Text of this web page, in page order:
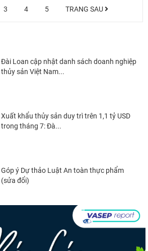
3 4 5 TRANG SAU
Đài Loan cập nhật danh sách doanh nghiệp
thủy sản Việt Nam...
Xuất khẩu thủy sản duy trì trên 1,1 tỷ USD
trong tháng 7: Đà...
Góp ý Dự thảo Luật An toàn thực phẩm
(sửa đổi)
Nghị quyết 20-NQ/TW: Định hướng phát
triển thủy sản trong...